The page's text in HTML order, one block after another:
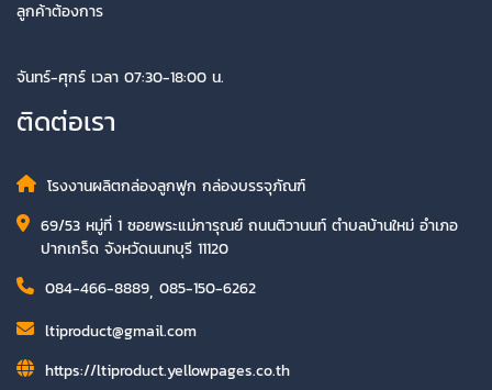
ลูกค้าต้องการ
จันทร์-ศุกร์ เวลา 07:30-18:00 น.
ติดต่อเรา
โรงงานผลิตกล่องลูกฟูก กล่องบรรจุภัณฑ์
69/53 หมู่ที่ 1 ซอยพระแม่การุณย์ ถนนติวานนท์ ตำบลบ้านใหม่ อำเภอ
ปากเกร็ด จังหวัดนนทบุรี 11120
084-466-8889, 085-150-6262
ltiproduct@gmail.com
https://ltiproduct.yellowpages.co.th